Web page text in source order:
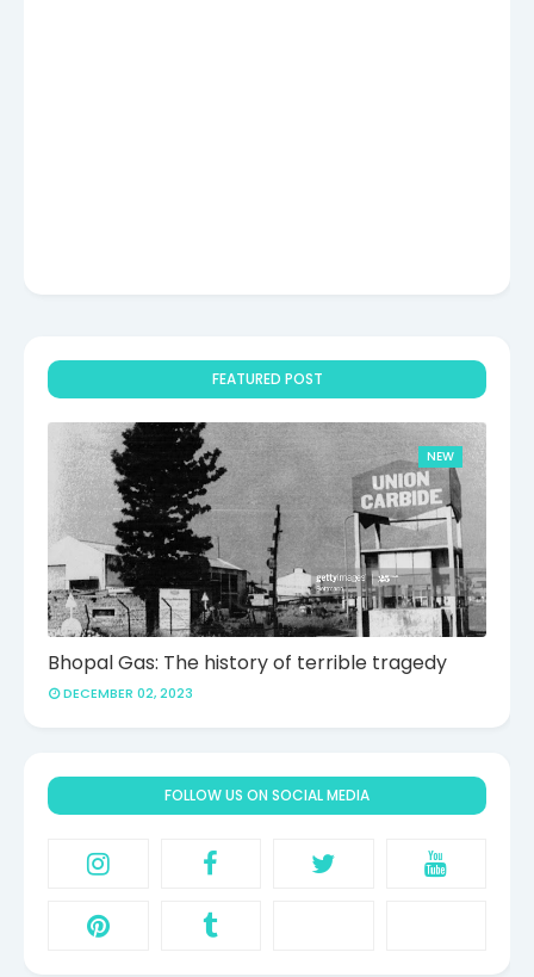
FEATURED POST
NEW
Bhopal Gas: The history of terrible tragedy
DECEMBER 02, 2023
FOLLOW US ON SOCIAL MEDIA